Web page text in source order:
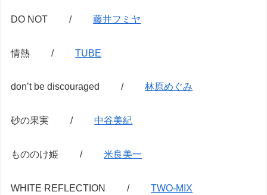
DO NOT /藤井フミヤ
情熱 /TUBE
don’t be discouraged /林原めぐみ
砂の果実 /中谷美紀
もののけ姫 /米良美一
WHITE REFLECTION /TWO-MIX